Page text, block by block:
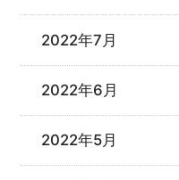
2022年7月
2022年6月
2022年5月